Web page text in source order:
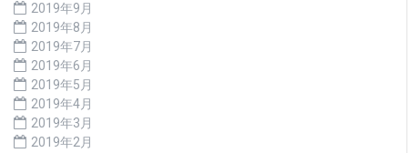
2019年9月
2019年8月
2019年7月
2019年6月
2019年5月
2019年4月
2019年3月
2019年2月